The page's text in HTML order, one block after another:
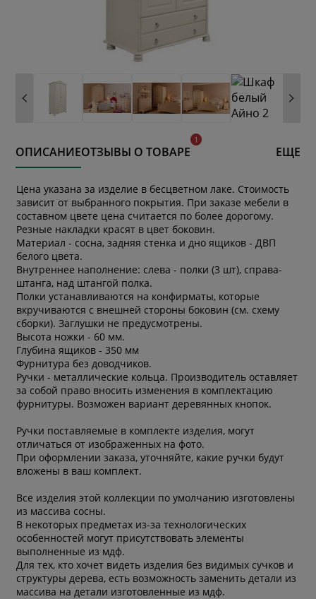
ОПИСАНИЕОТЗЫВЫ О ТОВАРЕ ЕЩЕ
Цена указана за изделие в бесцветном лаке. Стоимость
зависит от выбранного покрытия. При заказе мебели в
составном цвете цена считается по более дорогому.
Резные накладки красят в цвет боковин.
Материал - сосна, задняя стенка и дно ящиков - ДВП
белого цвета.
Внутреннее наполнение: слева - полки (3 шт), справа-
штанга, над штангой полка.
Полки устанавливаются на конфирматы, которые
вкручиваются с внешней стороны боковин (см. схему
сборки). Заглушки не предусмотрены.
Высота ножки - 60 мм.
Глубина ящиков - 350 мм
Фурнитура без доводчиков.
Ручки - металлические кольца. Производитель оставляет
за собой право вносить изменения в комплектацию
фурнитуры. Возможен вариант деревянных кнопок.
Ручки поставляемые в комплекте изделия, могут
отличаться от изображенных на фото.
При оформлении заказа, уточняйте, какие ручки будут
вложены в ваш комплект.
Все изделия этой коллекции по умолчанию изготовлены
из массива сосны.
В некоторых предметах из-за технологических
особенностей могут присутствовать элементы
выполненные из мдф.
Для тех, кто хочет видеть изделия без видимых сучков и
структуры дерева, есть возможность заменить детали из
массива на детали изготовленные из мдф.